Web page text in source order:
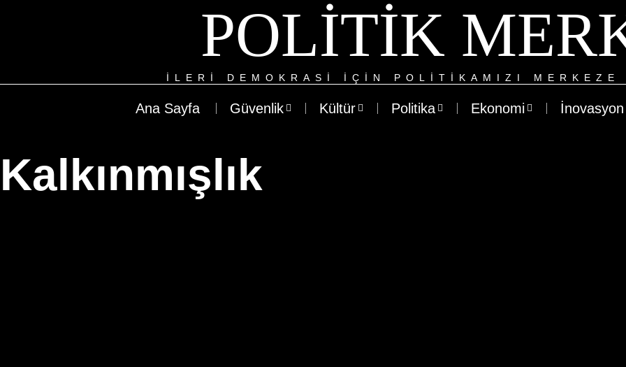
POLITIK
ILERI DEMOKRASI IÇIN POLITIKAMIZI
Ana Sayfa Güvenlik Kültür Politika Ekonomi İnovasyon
Kalkınmışlık